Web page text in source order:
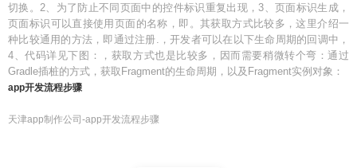
切换。2、为了防止不同页面中的控件标识重复出现，3、页面标识生成，
页面标识可以直接使用页面的名称，即。其获取方式比较多，这里介绍一
种比较通用的方法，即通过注册.，开发者可以在以下生命周期的回调中，
4、代码详见下图：，获取方式也是比较多，因而需要稍微转个弯：通过
Gradle插桩的方式，获取Fragment的生命周期，以及Fragment实例对象：
app开发流程步骤
天津app制作公司-app开发流程步骤